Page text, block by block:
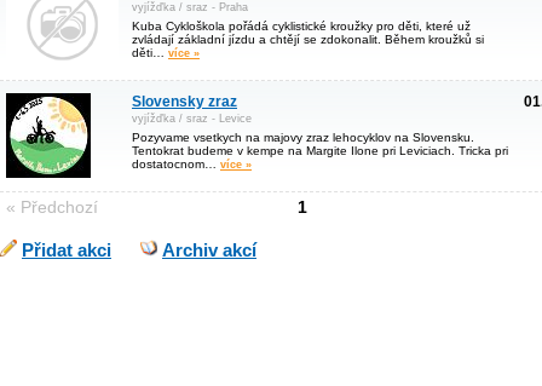
vyjížďka / sraz - Praha
Kuba Cykloškola pořádá cyklistické kroužky pro děti, které už
zvládají základní jízdu a chtějí se zdokonalit. Během kroužků si
děti… více »
Slovensky zraz
vyjížďka / sraz - Levice
Pozyvame vsetkych na majovy zraz lehocyklov na Slovensku.
Tentokrat budeme v kempe na Margite Ilone pri Leviciach. Tricka pri
dostatocnom… více »
« Předchozí 1
Přidat akci Archiv akcí